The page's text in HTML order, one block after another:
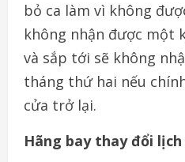
bỏ ca làm vì không
không nhận được một
và sắp tới sẽ không
tháng thứ hai nếu
cửa trở lại.
Hãng bay thay đổi